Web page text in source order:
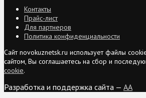
Контакты
Прайс-лист
Для партнеров
Политика конфиденциальности
Сайт novokuznetsk.ru использует файлы
сайтом, Вы соглашаетесь на сбор и
cookie.
Разработка и поддержка сайта — AA